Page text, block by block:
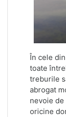
În cele
toate
treburile
abrogat
nevoie
oricine